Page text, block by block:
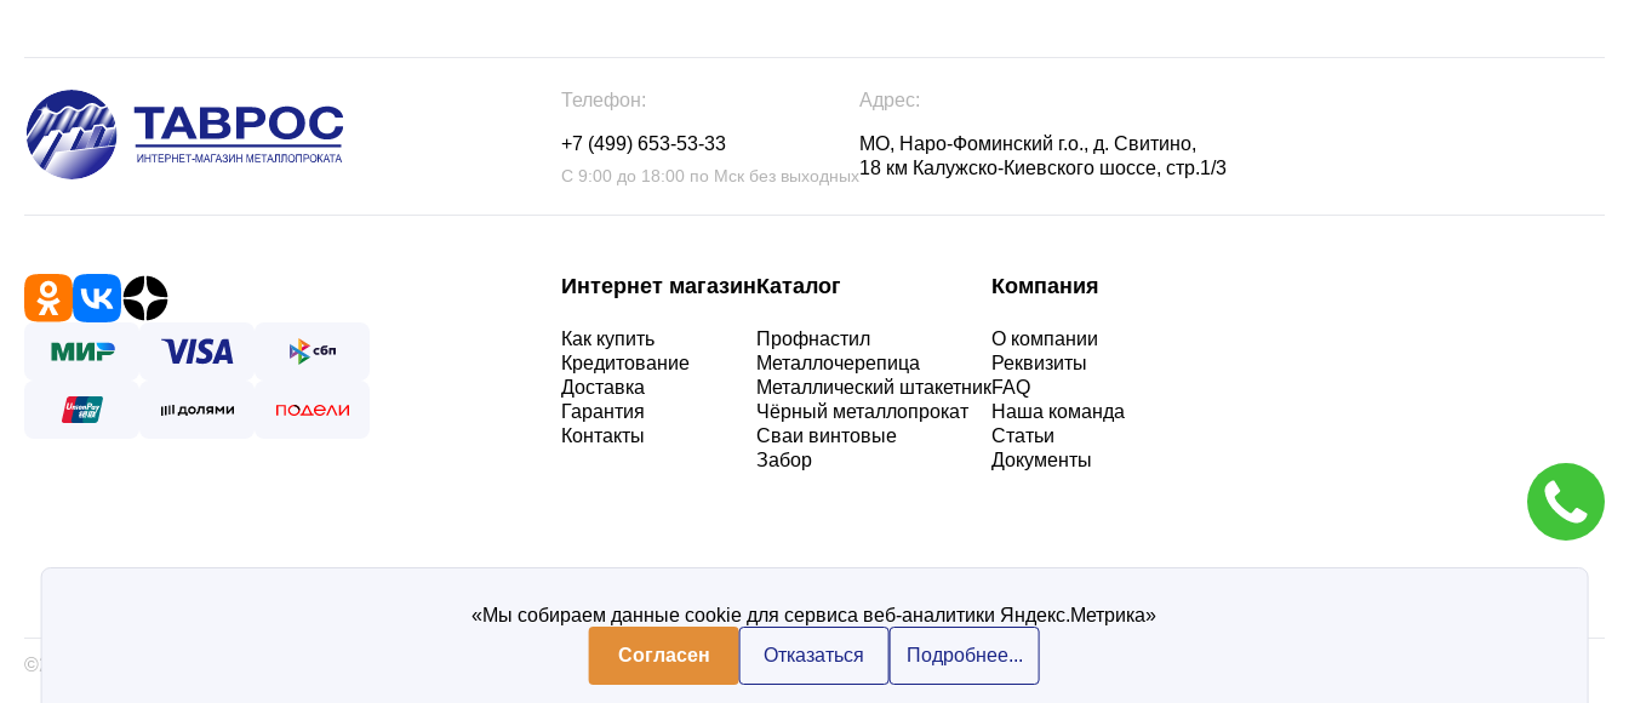
Телефон:
+7 (499) 653-53-33
С 9:00 до 18:00 по Мск без выходных
Адрес:
МО, Наро-Фоминский г.о., д. Свитино,
18 км Калужско-Киевского шоссе, стр.1/3
Интернет магазин
Как купить
Кредитование
Доставка
Гарантия
Контакты
Каталог
Профнастил
Металлочерепица
Металлический штакетник
Чёрный металлопрокат
Сваи винтовые
Забор
Компания
О компании
Реквизиты
FAQ
Наша команда
Статьи
Документы
©2026 — Таврос интернет магазин металлопроката Политика конфиденциальности
«Мы собираем данные cookie для сервиса веб-аналитики Яндекс.Метрика»
Согласен
Отказаться Подробнее...